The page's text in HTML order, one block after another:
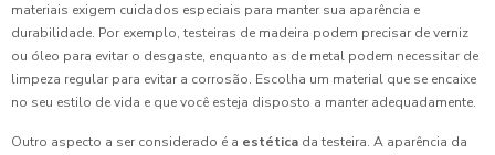
materiais exigem cuidados especiais para manter sua aparência e
durabilidade. Por exemplo, testeiras de madeira podem precisar de verniz
ou óleo para evitar o desgaste, enquanto as de metal podem necessitar de
limpeza regular para evitar a corrosão. Escolha um material que se encaixe
no seu estilo de vida e que você esteja disposto a manter adequadamente.
Outro aspecto a ser considerado é a estética da testeira. A aparência da